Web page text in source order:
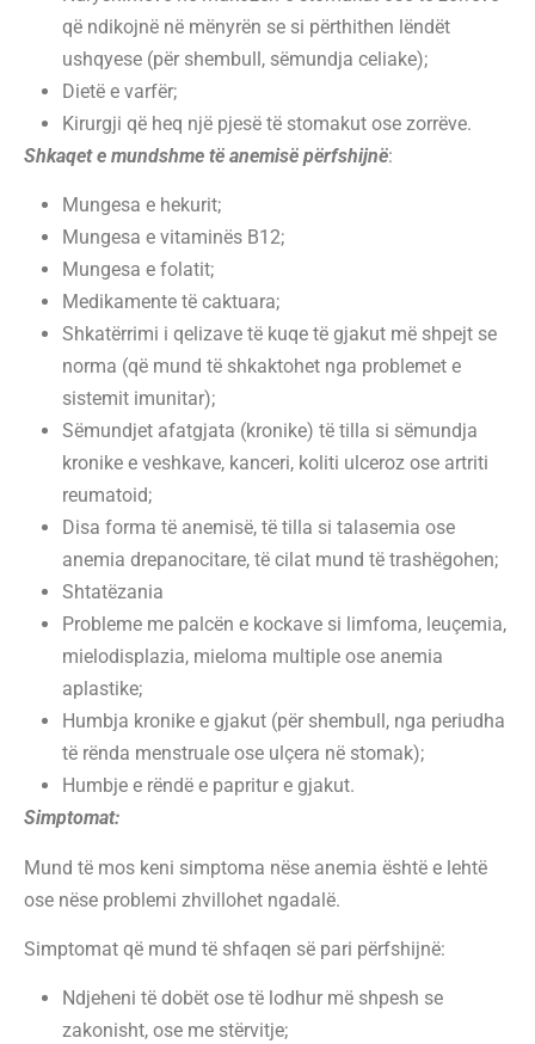
që ndikojnë në mënyrën se si përthithen lëndët
ushqyese (për shembull, sëmundja celiake);
Dietë e varfër;
Kirurgji që heq një pjesë të stomakut ose zorrëve.
Shkaqet e mundshme të anemisë përfshijnë:
Mungesa e hekurit;
Mungesa e vitaminës B12;
Mungesa e folatit;
Medikamente të caktuara;
Shkatërrimi i qelizave të kuqe të gjakut më shpejt se
norma (që mund të shkaktohet nga problemet e
sistemit imunitar);
Sëmundjet afatgjata (kronike) të tilla si sëmundja
kronike e veshkave, kanceri, koliti ulceroz ose artriti
reumatoid;
Disa forma të anemisë, të tilla si talasemia ose
anemia drepanocitare, të cilat mund të trashëgohen;
Shtatëzania
Probleme me palcën e kockave si limfoma, leuçemia,
mielodisplazia, mieloma multiple ose anemia
aplastike;
Humbja kronike e gjakut (për shembull, nga periudha
të rënda menstruale ose ulçera në stomak);
Humbje e rëndë e papritur e gjakut.
Simptomat:
Mund të mos keni simptoma nëse anemia është e lehtë
ose nëse problemi zhvillohet ngadalë.
Simptomat që mund të shfaqen së pari përfshijnë:
Ndjeheni të dobët ose të lodhur më shpesh se
zakonisht, ose me stërvitje;